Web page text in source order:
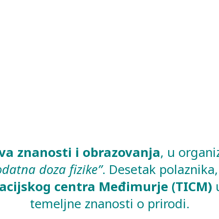
znanosti i obrazovanja, u
doza fizike”. Desetak
centra Međimurje (TICM)
temeljne znanosti o prirodi.